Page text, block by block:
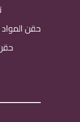
حقن المواد